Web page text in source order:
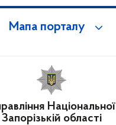
Мапа порталу
Національної
Запорізькій області